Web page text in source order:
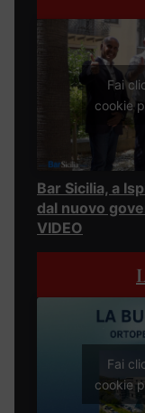
Fai
cookie
Bar Sicilia, a
dal nuovo
VIDEO
Fai
cookie